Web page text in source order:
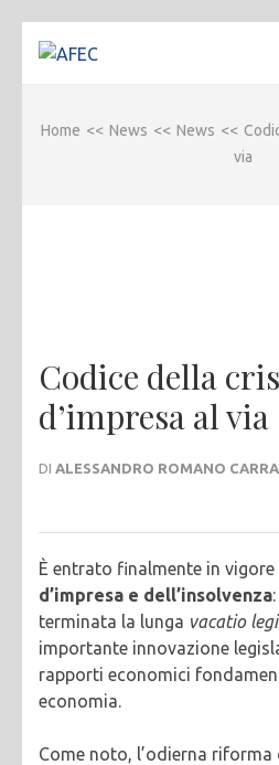
invio)
Home << News << News <<
via
Codice della
d’impresa al via
DI ALESSANDRO ROMANO
È entrato finalmente in vigore
d’impresa e dell’insolvenza
terminata la lunga vacatio
importante innovazione
rapporti economici
economia.
Come noto, l’odierna riforma